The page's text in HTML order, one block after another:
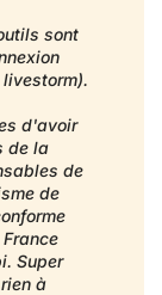
sont
d'avoir
de la
de
de
Super
à